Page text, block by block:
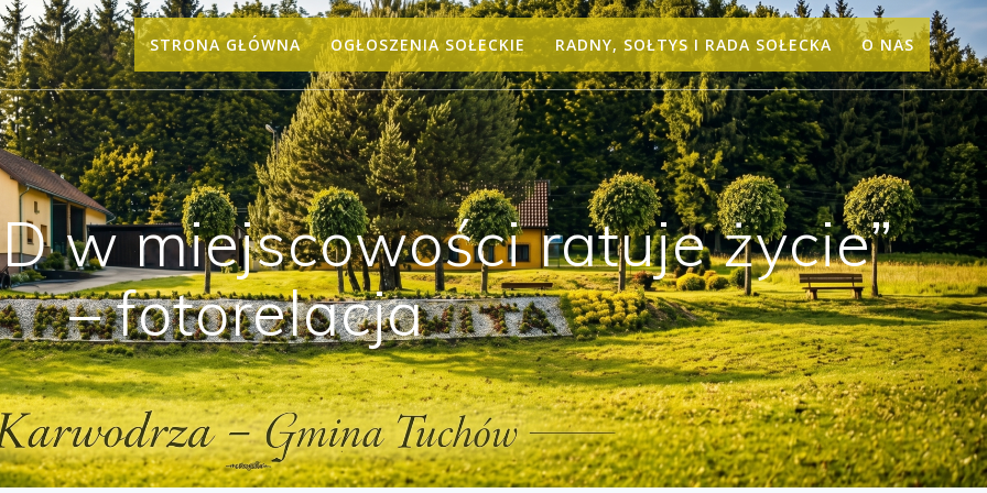
STRONA GŁÓWNA OGŁOSZENIA SOŁECKIE RADNY, SOŁTYS I RADA SOŁECKA O NAS
w miejscowości ratuje życie”
– fotorelacja